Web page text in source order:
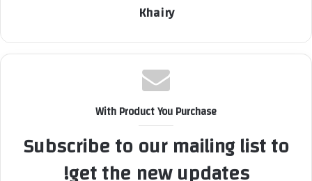
Khairy
With Product You Purchase
Subscribe to our mailing list to
get the new updates!